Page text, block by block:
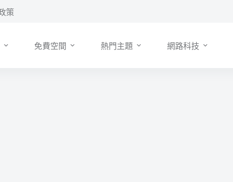
策
免費空間 熱門主題 網路科技